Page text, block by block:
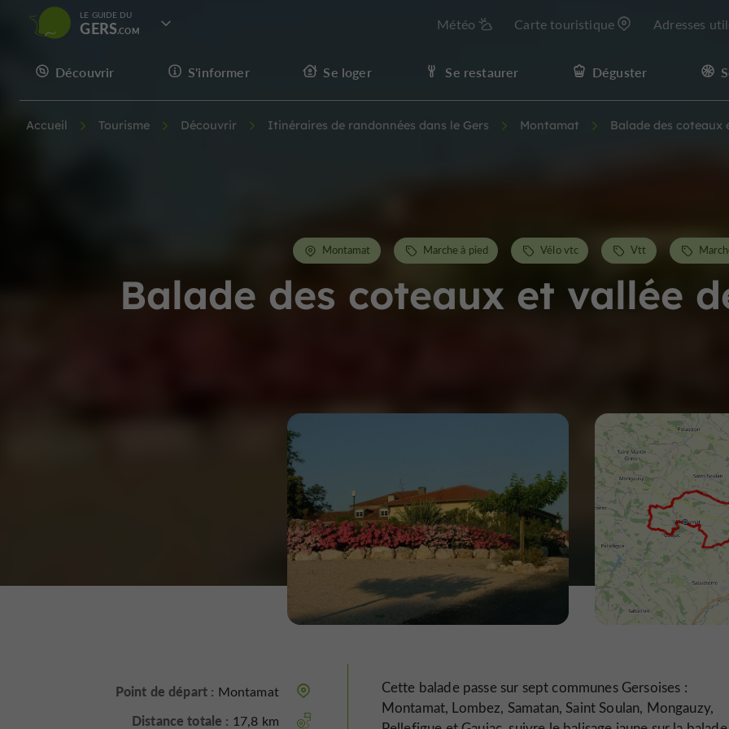
LE GUIDE DU
GERS Météo Carte touristique Adresses
Découvrir S'informer Se loger Se restaurer Déguster
Accueil Tourisme Découvrir Itinéraires de randonnées dans le Gers Montamat Balade des coteaux
Balade des coteaux et vallée
Montamat Marche à pied Vélo vtc Vtt
Point de départ : Montamat
Distance totale : 17,8 km
Cette balade passe sur sept communes Gersoises :
Montamat, Lombez, Samatan, Saint Soulan, Mongauzy,